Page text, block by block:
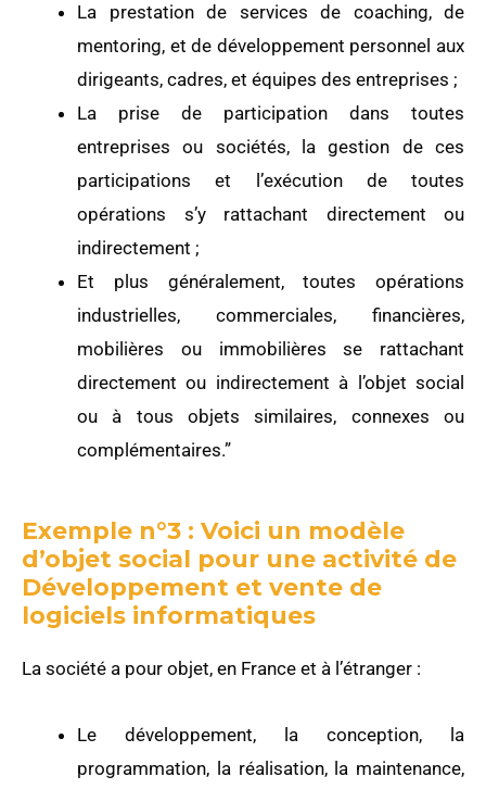
La prestation de services de coaching, de
mentoring, et de développement personnel aux
dirigeants, cadres, et équipes des entreprises ;
La prise de participation dans toutes
entreprises ou sociétés, la gestion de ces
participations et l’exécution de toutes
opérations s’y rattachant directement ou
indirectement ;
Et plus généralement, toutes opérations
industrielles, commerciales, financières,
mobilières ou immobilières se rattachant
directement ou indirectement à l’objet social
ou à tous objets similaires, connexes ou
complémentaires.”
Exemple n°3 : Voici un modèle
d’objet social pour une activité de
Développement et vente de
logiciels informatiques
La société a pour objet, en France et à l’étranger :
Le développement, la conception, la
programmation, la réalisation, la maintenance,